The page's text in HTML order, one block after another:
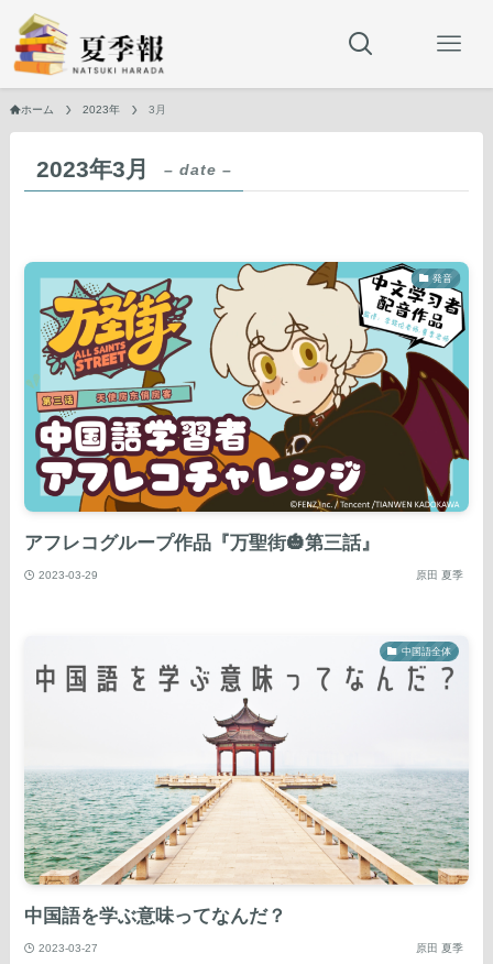
ホーム 2023年 3月
2023年3月 – date –
発音
アフレコグループ作品『万聖街🎃第三話』
2023-03-29 原田 夏季
中国語全体
中国語を学ぶ意味ってなんだ？
2023-03-27 原田 夏季